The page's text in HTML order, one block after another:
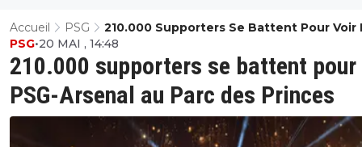
Accueil PSG
210.000 Supporters Se Battent Pour Voir
Arsenal Au Parc Des Princes
210.000 supporters se battent
PSG-Arsenal au Parc des Princes
PSG•20 MAI , 14:48